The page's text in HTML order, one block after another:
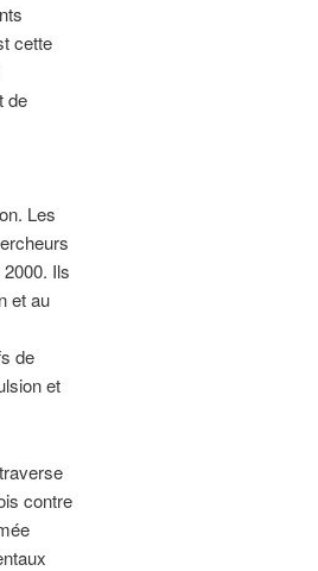
cette
de
Les
Ils
et au
de
et
contre